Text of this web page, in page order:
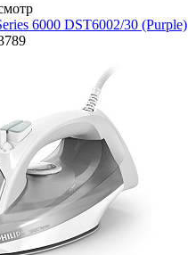
6000 DST6002/30 (Purple)